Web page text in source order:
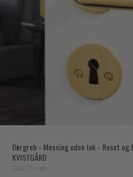
Dørgreb - Messing uden lak - Roset
KVISTGÅRD